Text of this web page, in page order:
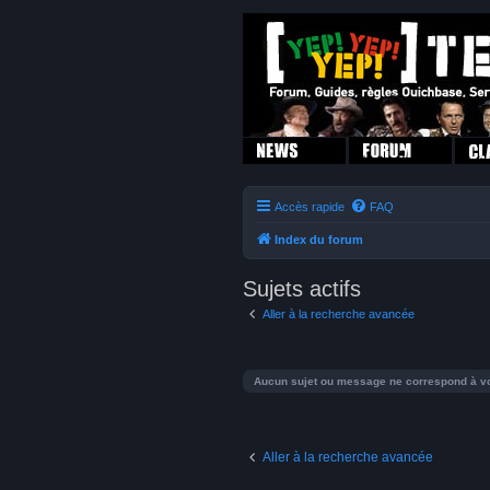
Accès rapide FAQ
Index du forum
Sujets actifs
Aller à la recherche avancée
Aucun sujet ou message ne correspond à
Aller à la recherche avancée